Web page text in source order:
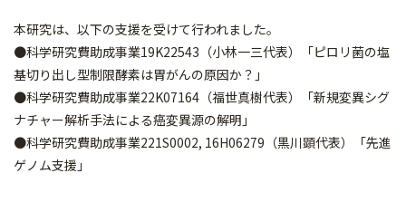
本研究は、以下の支援を受けて行われました。
●科学研究費助成事業19K22543（小林一三代表）「ピロリ菌の塩
基切り出し型制限酵素は胃がんの原因か？」
●科学研究費助成事業22K07164（福世真樹代表）「新規変異シグ
ナチャー解析手法による癌変異源の解明」
●科学研究費助成事業221S0002, 16H06279（黒川顕代表）「先進
ゲノム支援」